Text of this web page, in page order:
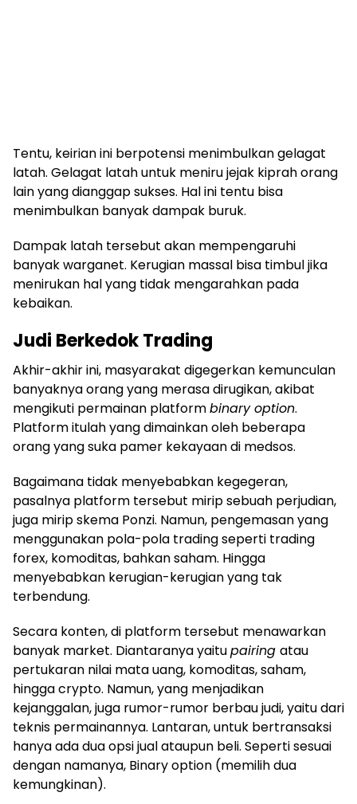
Tentu, keirian ini berpotensi menimbulkan gelagat
latah. Gelagat latah untuk meniru jejak kiprah orang
lain yang dianggap sukses. Hal ini tentu bisa
menimbulkan banyak dampak buruk.
Dampak latah tersebut akan mempengaruhi
banyak warganet. Kerugian massal bisa timbul jika
menirukan hal yang tidak mengarahkan pada
kebaikan.
Judi Berkedok Trading
Akhir-akhir ini, masyarakat digegerkan kemunculan
banyaknya orang yang merasa dirugikan, akibat
mengikuti permainan platformbinary option.
Platform itulah yang dimainkan oleh beberapa
orang yang suka pamer kekayaan di medsos.
Bagaimana tidak menyebabkan kegegeran,
pasalnya platform tersebut mirip sebuah perjudian,
juga mirip skema Ponzi. Namun, pengemasan yang
menggunakan pola-pola trading seperti trading
forex, komoditas, bahkan saham. Hingga
menyebabkan kerugian-kerugian yang tak
terbendung.
Secara konten, di platform tersebut menawarkan
banyak market. Diantaranya yaitupairing atau
pertukaran nilai mata uang, komoditas, saham,
hingga crypto. Namun, yang menjadikan
kejanggalan, juga rumor-rumor berbau judi, yaitu dari
teknis permainannya. Lantaran, untuk bertransaksi
hanya ada dua opsi jual ataupun beli. Seperti sesuai
dengan namanya, Binary option (memilih dua
kemungkinan).